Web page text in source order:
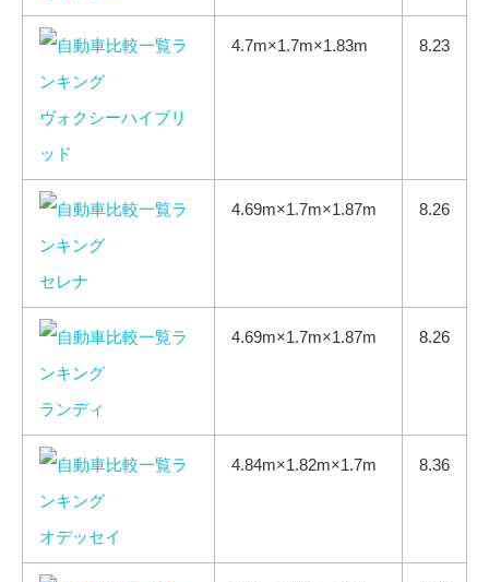
ヴォクシーハイブリ
ッド
4.7m×1.7m×1.83m 8.23
セレナ
4.69m×1.7m×1.87m 8.26
ランディ
4.69m×1.7m×1.87m 8.26
オデッセイ
4.84m×1.82m×1.7m 8.36